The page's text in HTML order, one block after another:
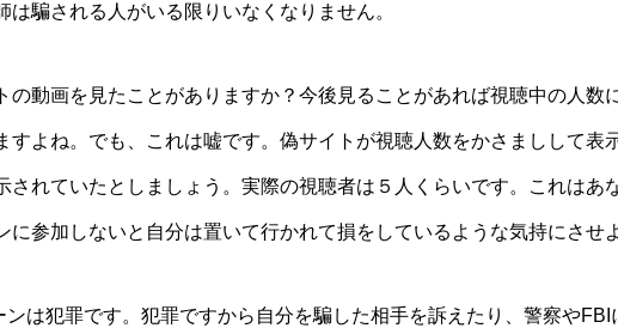
は騙される人がいる限りいなくなりません。
の動画を見たことがありますか？今後見ることがあれば視聴中の人数
すよね。でも、これは嘘です。偽サイトが視聴人数をかさましして表
されていたとしましょう。実際の視聴者は５人くらいです。これはあ
に参加しないと自分は置いて行かれて損をしているような気持にさせ
は犯罪です。犯罪ですから自分を騙した相手を訴えたり、警察やFBI